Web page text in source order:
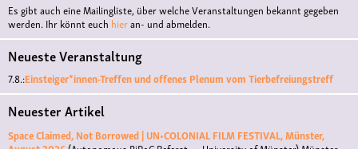
Es gibt auch eine Mailingliste, über welche Veranstaltungen bekannt gegeben
werden. Ihr könnt euch hieran- und abmelden.
Neueste Veranstaltung
7.8.:Einsteiger*innen-Treffen und offenes Plenum vom Tierbefreiungstreff
Neuester Artikel
Space Claimed, Not Borrowed | UN•COLONIAL FILM FESTIVAL, Münster,